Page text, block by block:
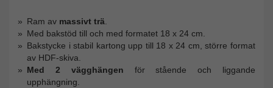
Ram av massivt trä
Med bakstöd till och med formatet 18 x 24 cm.
Bakstycke i stabil kartong upp till 18 x 24 cm, större format
av HDF-skiva.
Med 2 vägghängen för stående och liggande
upphängning.